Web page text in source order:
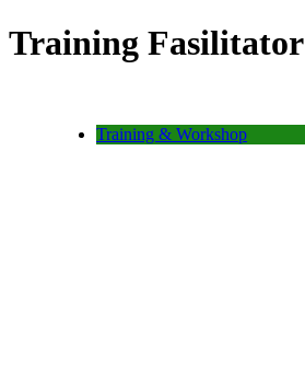
Training Fasilitator
Training & Workshop